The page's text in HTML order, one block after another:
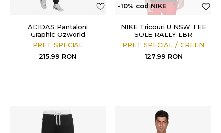
ADIDAS Pantaloni
Graphic Ozworld
PRET SPECIAL
215,99 RON
-10% cod NIKE
NIKE Tricouri U NSW TEE
SOLE RALLY LBR
PRET SPECIAL
GREEN
127,99 RON